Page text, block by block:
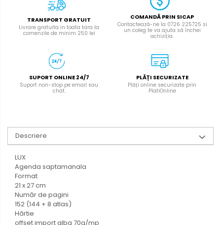
TRANSPORT GRATUIT
Livrare gratuita in toata tara la
comenzile de minim 250 lei
COMANDĂ PRIN SICAP
Contactează-ne la 0726 225725 si
un coleg te va ajuta să închei
achiziția.
SUPORT ONLINE 24/7
Suport non-stop pe email sau
chat.
PLĂȚI SECURIZATE
Plăți online securizate prin
PlatiOnline
Descriere
LUX
Agenda saptamanala
Format
21 x 27 cm
Număr de pagini
152 (144 + 8 atlas)
Hârtie
offset import alba 70g/mp